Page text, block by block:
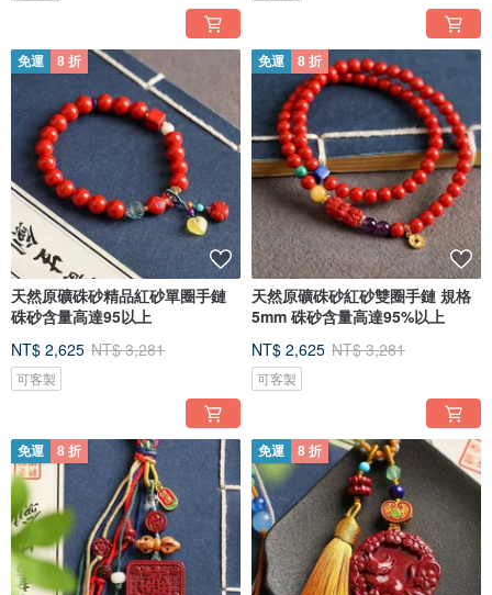
免運 8 折
天然原礦硃砂精品紅砂單圈手鏈
硃砂含量高達95以上
NT$ 2,625 NT$ 3,281
可客製
免運 8 折
天然原礦硃砂紅砂雙圈手鏈 規格
5mm 硃砂含量高達95%以上
NT$ 2,625 NT$ 3,281
可客製
免運 8 折 免運 8 折